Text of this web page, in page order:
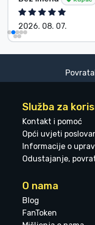
2026. 08. 07.
Služba za
Kontakt i pomoć
Opći uvjeti
Informacije o
Odustajanje,
O nama
Blog
FanToken